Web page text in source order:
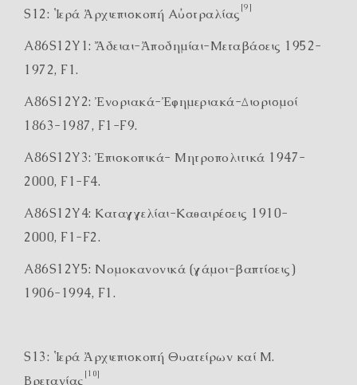
S12: Ἱερά Ἀρχιεπισκοπή Αὐστραλίας [9]
A86S12Y1: Ἄδειαι-Ἀποδημίαι-Μεταβάσεις 1952-
1972, F1.
A86S12Y2: Ἐνοριακά-Ἐφημεριακά-Διορισμοί
1863-1987, F1-F9.
A86S12Y3: Ἐπισκοπικά- Μητροπολιτικά 1947-
2000, F1-F4.
A86S12Y4: Καταγγελίαι-Καθαιρέσεις 1910-
2000, F1-F2.
A86S12Y5: Νομοκανονικά (γάμοι-βαπτίσεις)
1906-1994, F1.
S13: Ἱερά Ἀρχιεπισκοπή Θυατείρων καί Μ.
Βρετανίας [10]